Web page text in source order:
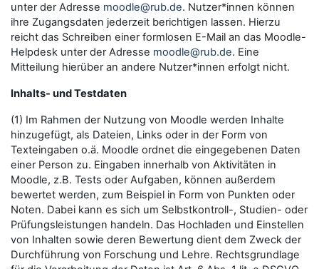
unter der Adresse moodle@rub.de. Nutzer*innen können
ihre Zugangsdaten jederzeit berichtigen lassen. Hierzu
reicht das Schreiben einer formlosen E-Mail an das Moodle-
Helpdesk unter der Adresse moodle@rub.de. Eine
Mitteilung hierüber an andere Nutzer*innen erfolgt nicht.
Inhalts- und Testdaten
(1) Im Rahmen der Nutzung von Moodle werden Inhalte
hinzugefügt, als Dateien, Links oder in der Form von
Texteingaben o.ä. Moodle ordnet die eingegebenen Daten
einer Person zu. Eingaben innerhalb von Aktivitäten in
Moodle, z.B. Tests oder Aufgaben, können außerdem
bewertet werden, zum Beispiel in Form von Punkten oder
Noten. Dabei kann es sich um Selbstkontroll-, Studien- oder
Prüfungsleistungen handeln. Das Hochladen und Einstellen
von Inhalten sowie deren Bewertung dient dem Zweck der
Durchführung von Forschung und Lehre. Rechtsgrundlage